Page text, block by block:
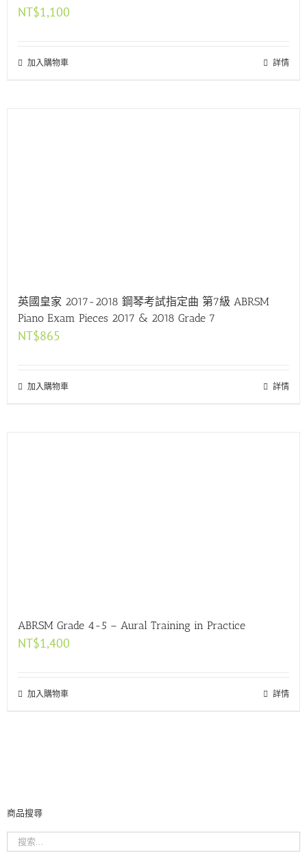
NT$1,100
加入購物車 詳情
英國皇家 2017-2018 鋼琴考試指定曲 第7級 ABRSM
Piano Exam Pieces 2017 & 2018 Grade 7
NT$865
加入購物車 詳情
ABRSM Grade 4-5 – Aural Training in Practice
NT$1,400
加入購物車 詳情
商品搜尋